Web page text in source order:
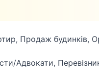
Продаж будинків,
Адвокати,